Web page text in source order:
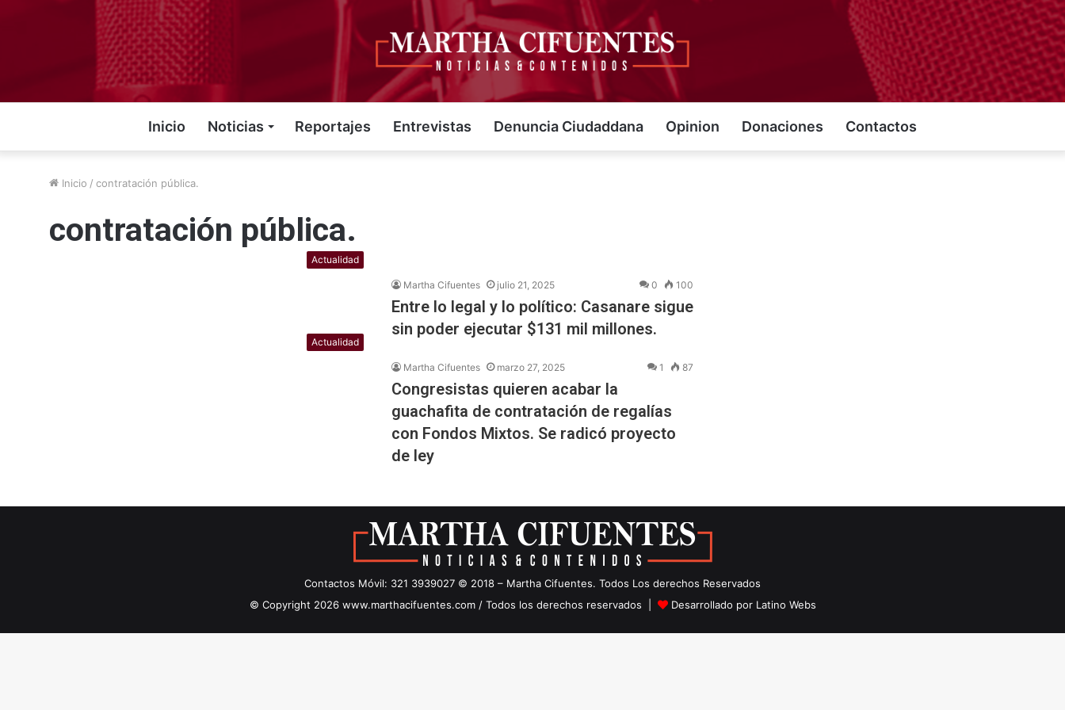
Inicio Noticias Reportajes Entrevistas Denuncia Ciudaddana Opinion Donaciones Contactos
Inicio / contratación pública.
contratación pública.
Actualidad
Martha Cifuentes julio 21, 2025 0 100
Entre lo legal y lo político: Casanare sigue
sin poder ejecutar $131 mil millones.
Actualidad
Martha Cifuentes marzo 27, 2025 1 87
Congresistas quieren acabar la
guachafita de contratación de regalías
con Fondos Mixtos. Se radicó proyecto
de ley
Contactos Móvil: 321 3939027 © 2018 – Martha Cifuentes. Todos Los derechos Reservados
© Copyright 2026 www.marthacifuentes.com / Todos los derechos reservados |
Desarrollado por Latino Webs